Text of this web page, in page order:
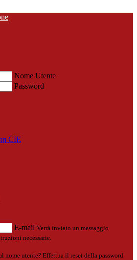
Nome Utente
Password
CIE
E-mail Verrà inviato un messaggio
necessarie.
nome utente? Effettua il reset della password